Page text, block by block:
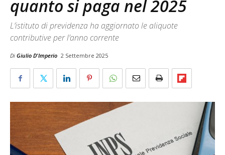
quanto si paga nel 2025
L’istituto di previdenza ha aggiornato le aliquote
contributive per l’anno corrente
Di Giulio D'Imperio 2 Settembre 2025